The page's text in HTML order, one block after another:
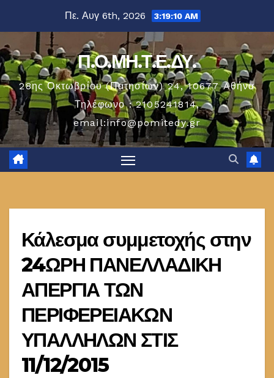
περιεχόμενο
Πε. Αυγ 6th, 2026 3:19:10 AM
Π.Ο.ΜΗ.Τ.Ε.ΔΥ.
28ης Οκτωβρίου (Πατησίων) 24, 10677 Aθήνα
Τηλέφωνο : 2105241814,
email:info@pomitedy.gr
Κάλεσμα συμμετοχής στην
24ΩΡΗ ΠΑΝΕΛΛΑΔΙΚΗ
ΑΠΕΡΓΙΑ ΤΩΝ
ΠΕΡΙΦΕΡΕΙΑΚΩΝ
ΥΠΑΛΛΗΛΩΝ ΣΤΙΣ
11/12/2015